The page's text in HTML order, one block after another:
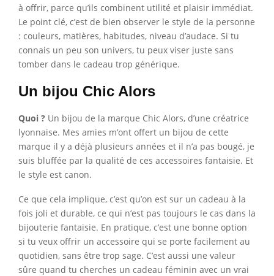
à offrir, parce qu’ils combinent utilité et plaisir immédiat.
Le point clé, c’est de bien observer le style de la personne
: couleurs, matières, habitudes, niveau d’audace. Si tu
connais un peu son univers, tu peux viser juste sans
tomber dans le cadeau trop générique.
Un bijou Chic Alors
Quoi ? Un bijou de la marque Chic Alors, d’une créatrice
lyonnaise. Mes amies m’ont offert un bijou de cette
marque il y a déjà plusieurs années et il n’a pas bougé, je
suis bluffée par la qualité de ces accessoires fantaisie. Et
le style est canon.
Ce que cela implique, c’est qu’on est sur un cadeau à la
fois joli et durable, ce qui n’est pas toujours le cas dans la
bijouterie fantaisie. En pratique, c’est une bonne option
si tu veux offrir un accessoire qui se porte facilement au
quotidien, sans être trop sage. C’est aussi une valeur
sûre quand tu cherches un cadeau féminin avec un vrai